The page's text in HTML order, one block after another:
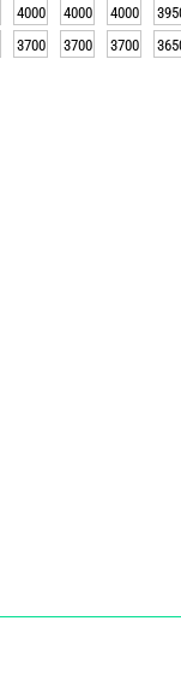
4000 4000 4000
3700 3700 3700